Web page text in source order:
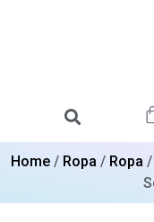
Home / Ropa / Ropa /